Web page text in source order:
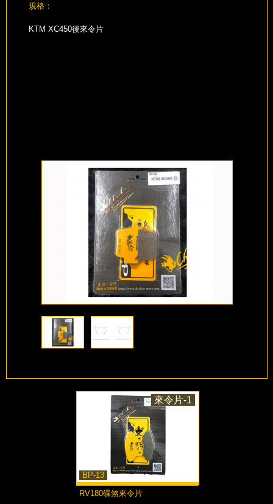
規格：
KTM XC450後來令片
BP-13
來令片-1
RV180碟煞來令片